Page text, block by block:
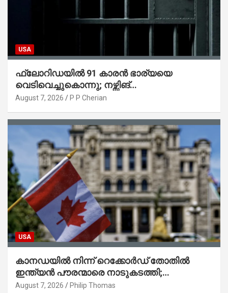
USA
ഫ്ലോറിഡയിൽ 91 കാരൻ ഭാര്യയെ
വെടിവെച്ചുകൊന്നു; നഴ്സിങ്
ഹോമിലാക്കില്ലെന്ന് നൽകിയ വാഗ്ദാനം
August 7, 2026 P P Cherian
USA
കാനഡയിൽ നിന്ന് റെക്കോർഡ് തോതിൽ
ഇന്ത്യൻ പൗരന്മാരെ നാടുകടത്തി;
ആറുമാസത്തിനിടെ 3,323 പേർ
August 7, 2026 Philip Thomas